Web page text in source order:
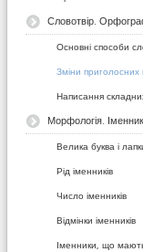
Словотвір.
Основні способи
Зміни приголосних
Написання
Морфологія. Іменник
Велика буква і
Рід іменників
Число іменників
Відмінки іменників
Іменники, що